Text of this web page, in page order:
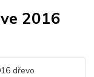
2016